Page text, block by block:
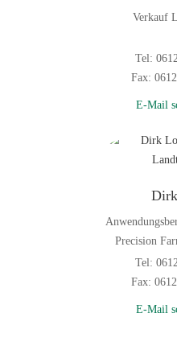
Verkauf
Tel:
Fax:
E-Mail
Precision
Tel:
Fax:
E-Mail